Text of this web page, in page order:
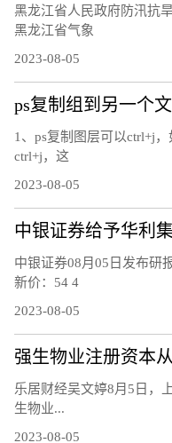
黑龙江省人民政府防汛抗
黑龙江省气象
2023-08-05
1、ps复制图层可以ctrl+j
ctrl+j，这
2023-08-05
中银证券08月05日发布研
新价：54 4
2023-08-05
乐居财经吴文婷8月5日，
生物业...
2023-08-05